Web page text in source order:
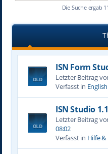
Die Suche ergab
ISN Form
Letzter Beitrag
Verfasst in
ISN Studio
Letzter Beitrag
08:02
Verfasst in Hilfe